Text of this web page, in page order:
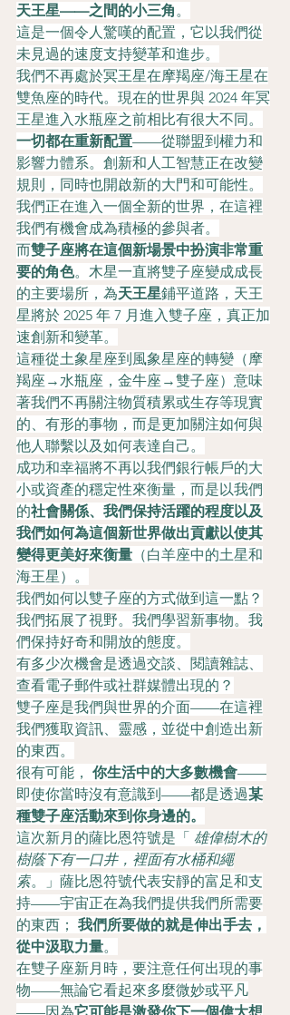
天王星——之間的小三角 。
這是一個令人驚嘆的配置，它以我們從
未見過的速度支持變革和進步。
我們不再處於冥王星在摩羯座/海王星在
雙魚座的時代。現在的世界與 2024 年冥
王星進入水瓶座之前相比有很大不同。
一切都在重新配置——從聯盟到權力和
影響力體系。創新和人工智慧正在改變
規則，同時也開啟新的大門和可能性。
我們正在進入一個全新的世界，在這裡
我們有機會成為積極的參與者。
而雙子座將在這個新場景中扮演非常重
要的角色。木星一直將雙子座變成成長
的主要場所，為天王星鋪平道路，天王
星將於 2025 年 7 月進入雙子座，真正加
速創新和變革。
這種從土象星座到風象星座的轉變（摩
羯座→水瓶座，金牛座→雙子座）意味
著我們不再關注物質積累或生存等現實
的、有形的事物，而是更加關注如何與
他人聯繫以及如何表達自己。
成功和幸福將不再以我們銀行帳戶的大
小或資產的穩定性來衡量，而是以我們
的社會關係、我們保持活躍的程度以及
我們如何為這個新世界做出貢獻以使其
變得更美好來衡量 （白羊座中的土星和
海王星）。
我們如何以雙子座的方式做到這一點？
我們拓展了視野。我們學習新事物。我
們保持好奇和開放的態度。
有多少次機會是透過交談、閱讀雜誌、
查看電子郵件或社群媒體出現的？
雙子座是我們與世界的介面——在這裡
我們獲取資訊、靈感，並從中創造出新
的東西。
很有可能， 你生活中的大多數機會——
即使你當時沒有意識到——都是透過某
種雙子座活動來到你身邊的。
這次新月的薩比恩符號是「 雄偉樹木的
樹蔭下有一口井，裡面有水桶和繩
索。」薩比恩符號代表安靜的富足和支
持——宇宙正在為我們提供我們所需要
的東西； 我們所要做的就是伸出手去，
從中汲取力量。
在雙子座新月時，要注意任何出現的事
物——無論它看起來多麼微妙或平凡